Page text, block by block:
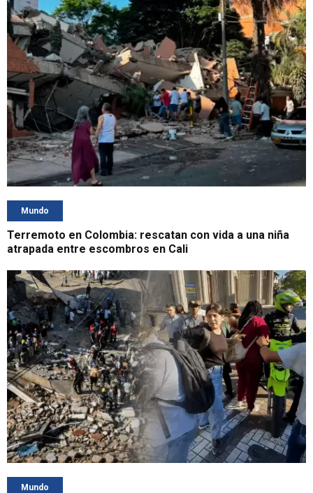
Mundo
Terremoto en Colombia: rescatan con vida a una niña
atrapada entre escombros en Cali
Mundo